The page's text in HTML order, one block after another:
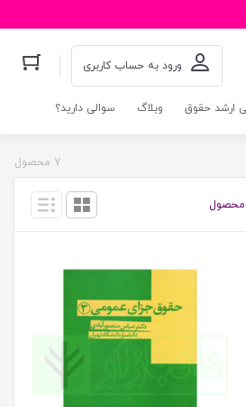
ورود به حساب کاربری
ارشد حقوق وبلاگ سوالی دارید؟
7 محصول
محصول